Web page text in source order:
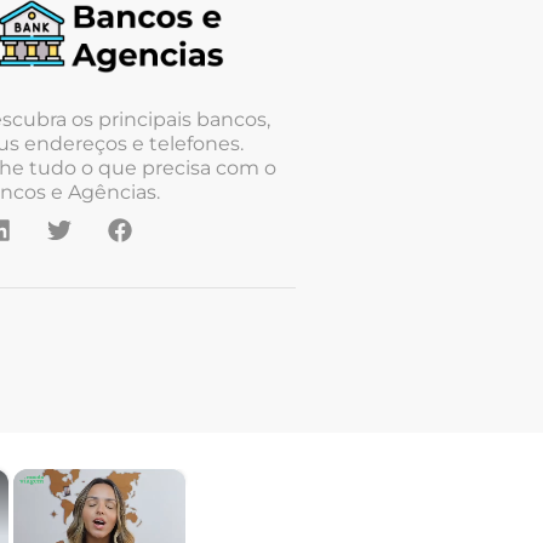
os principais bancos,
endereços e telefones.
tudo o que precisa com o
e Agências.
×